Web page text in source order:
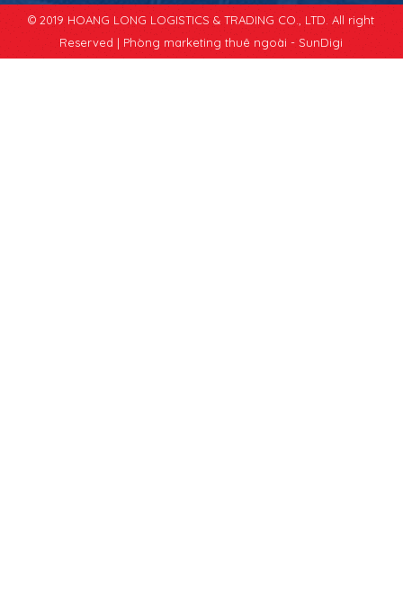
© 2019 HOANG LONG LOGISTICS & TRADING CO., LTD. All right
Reserved | Phòng marketing thuê ngoài - SunDigi